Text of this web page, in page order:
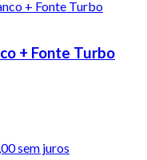
+ Fonte Turbo
sem juros